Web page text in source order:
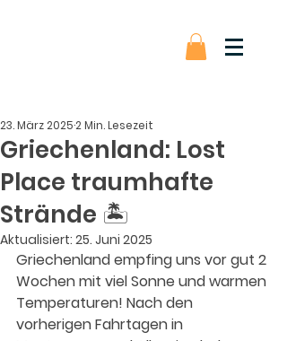
Griechenland: Lost
Place traumhafte
Strände 🏝️
23. März 20252 Min. Lesezeit
Aktualisiert: 25. Juni 2025
Griechenland empfing uns vor gut 2
Wochen mit viel Sonne und warmen
Temperaturen! Nach den
vorherigen Fahrtagen in